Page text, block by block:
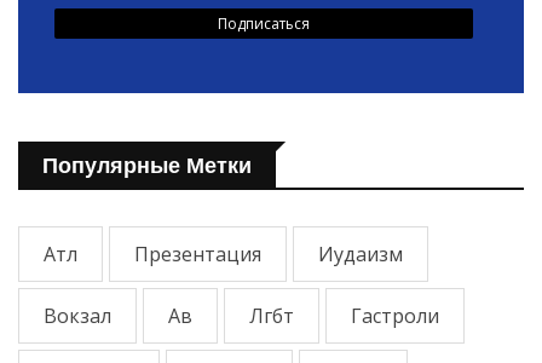
Популярные Метки
Атл Презентация Иудаизм
Вокзал Ав Лгбт Гастроли